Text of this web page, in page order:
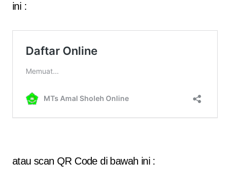
ini :
atau scan QR Code di bawah ini :